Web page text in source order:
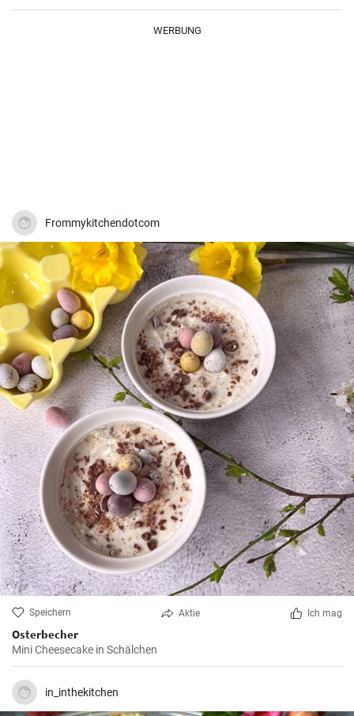
WERBUNG
Frommykitchendotcom
Speichern Aktie Ich mag
Osterbecher
Mini Cheesecake in Schälchen
in_inthekitchen